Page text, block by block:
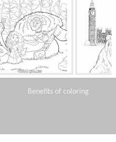
Ebeveynleri ile Merida
Benefits of coloring